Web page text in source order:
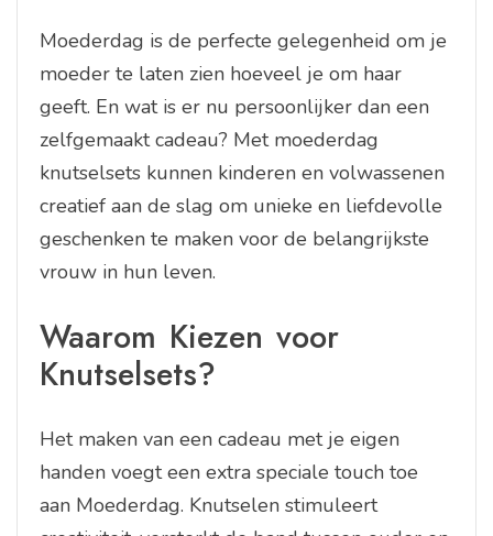
Moederdag is de perfecte gelegenheid om je
moeder te laten zien hoeveel je om haar
geeft. En wat is er nu persoonlijker dan een
zelfgemaakt cadeau? Met moederdag
knutselsets kunnen kinderen en volwassenen
creatief aan de slag om unieke en liefdevolle
geschenken te maken voor de belangrijkste
vrouw in hun leven.
Waarom Kiezen voor
Knutselsets?
Het maken van een cadeau met je eigen
handen voegt een extra speciale touch toe
aan Moederdag. Knutselen stimuleert